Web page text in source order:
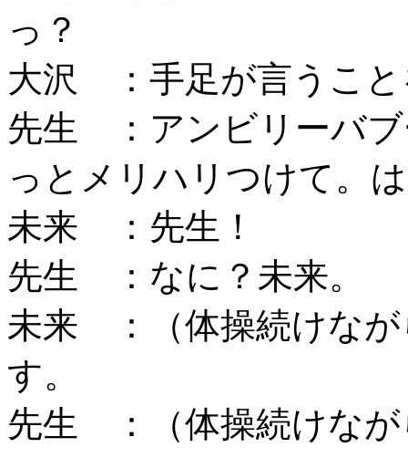
っ？
大沢 ：手足が言うこと
先生 ：アンビリーバブ
っとメリハリつけて。
未来 ：先生！
先生 ：なに？未来。
未来 ：（体操続けなが
す。
先生 ：（体操続けなが